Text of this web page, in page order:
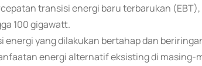
transisi energi baru terbarukan
100 gigawatt.
energi yang dilakukan bertahap dan
energi alternatif eksisting di masing-